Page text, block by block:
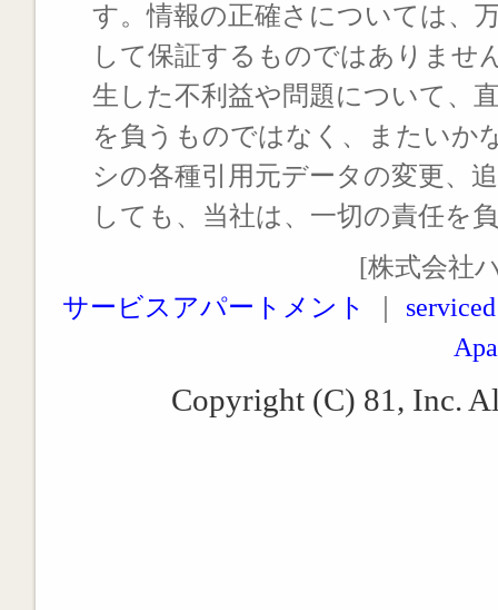
す。情報の正確さについては、
して保証するものではありませ
生した不利益や問題について、
を負うものではなく、またいか
シの各種引用元データの変更、
しても、当社は、一切の責任を
[株式会社
サービスアパートメント
Copyright (C) 81, Inc.